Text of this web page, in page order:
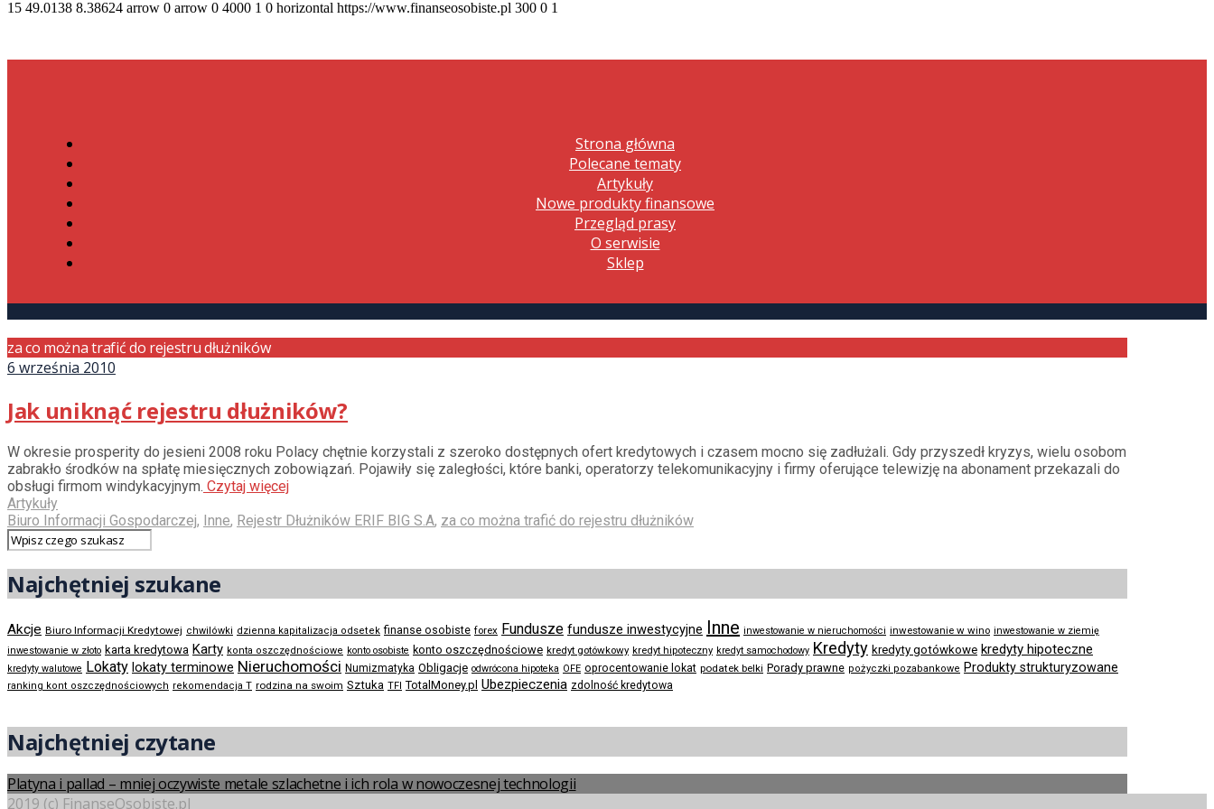
15 49.0138 8.38624 arrow 0 arrow 0 4000 1 0 horizontal https://www.finanseosobiste.pl 300 0 1
Strona główna
Polecane tematy
Artykuły
Nowe produkty finansowe
Przegląd prasy
O serwisie
Sklep
za co można trafić do rejestru dłużników
6 września 2010
Jak uniknąć rejestru dłużników?
W okresie prosperity do jesieni 2008 roku Polacy chętnie korzystali z szeroko dostępnych ofert kredytowych i czasem mocno się zadłużali. Gdy przyszedł kryzys, wielu osobom
zabrakło środków na spłatę miesięcznych zobowiązań. Pojawiły się zaległości, które banki, operatorzy telekomunikacyjny i firmy oferujące telewizję na abonament przekazali do
obsługi firmom windykacyjnym. Czytaj więcej
Artykuły
Biuro Informacji Gospodarczej, Inne, Rejestr Dłużników ERIF BIG S.A, za co można trafić do rejestru dłużników
Najchętniej szukane
Akcje Biuro Informacji Kredytowej chwilówki dzienna kapitalizacja odsetek finanse osobiste forex Fundusze fundusze inwestycyjne Inne inwestowanie w nieruchomości inwestowanie w wino inwestowanie w ziemię
inwestowanie w złoto karta kredytowa Karty konta oszczędnościowe konto osobiste konto oszczędnościowe kredyt gotówkowy kredyt hipoteczny kredyt samochodowy Kredyty kredyty gotówkowe kredyty hipoteczne
kredyty walutowe Lokaty lokaty terminowe Nieruchomości Numizmatyka Obligacje odwrócona hipoteka OFE oprocentowanie lokat podatek belki Porady prawne pożyczki pozabankowe Produkty strukturyzowane
ranking kont oszczędnościowych rekomendacja T rodzina na swoim Sztuka TFI TotalMoney.pl Ubezpieczenia zdolność kredytowa
Najchętniej czytane
Platyna i pallad – mniej oczywiste metale szlachetne i ich rola w nowoczesnej technologii
2019 (c) FinanseOsobiste.pl